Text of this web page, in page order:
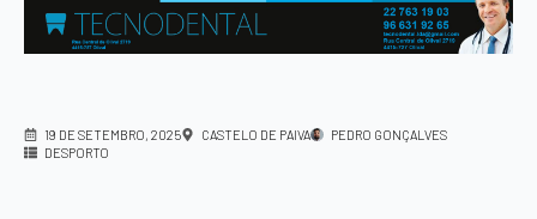
19 DE SETEMBRO, 2025 CASTELO DE PAIVA
PEDRO GONÇALVES
DESPORTO